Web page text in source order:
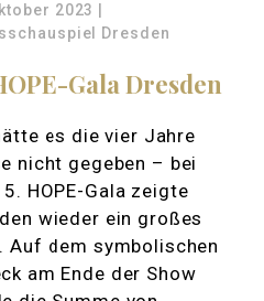
2023 |
Dresden
Gala Dresden
es die vier Jahre
nicht gegeben – bei
HOPE-Gala zeigte
wieder ein großes
Auf dem symbolischen
am Ende der Show